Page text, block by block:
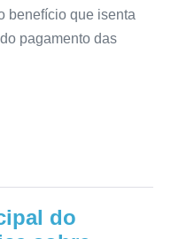
benefício que isenta
pagamento das
do